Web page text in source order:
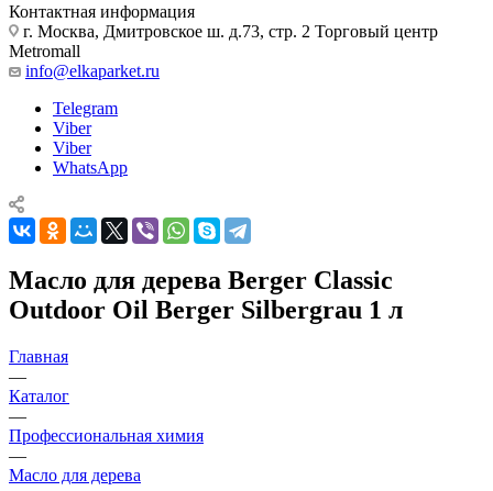
Контактная информация
г. Москва, Дмитровское ш. д.73, стр. 2 Торговый центр
Metromall
info@elkaparket.ru
Telegram
Viber
Viber
WhatsApp
Масло для дерева Berger Classic
Outdoor Oil Berger Silbergrau 1 л
Главная
—
Каталог
—
Профессиональная химия
—
Масло для дерева